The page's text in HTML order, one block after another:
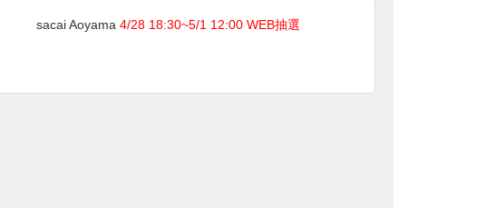
sacai Aoyama 4/28 18:30~5/1 12:00 WEB抽選